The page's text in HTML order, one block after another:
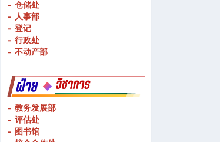
- 财务处
- 会计处
- 仓储处
- 登记
- 行政处
- 不动产部